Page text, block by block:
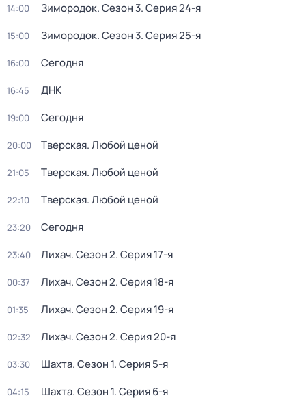
14:00 Зимородок. Сезон 3. Серия 24-я
15:00 Зимородок. Сезон 3. Серия 25-я
16:00 Сегодня
16:45 ДНК
19:00 Сегодня
20:00 Тверская. Любой ценой
21:05 Тверская. Любой ценой
22:10 Тверская. Любой ценой
23:20 Сегодня
23:40 Лихач. Сезон 2. Серия 17-я
00:37 Лихач. Сезон 2. Серия 18-я
01:35 Лихач. Сезон 2. Серия 19-я
02:32 Лихач. Сезон 2. Серия 20-я
03:30 Шахта. Сезон 1. Серия 5-я
04:15 Шахта. Сезон 1. Серия 6-я